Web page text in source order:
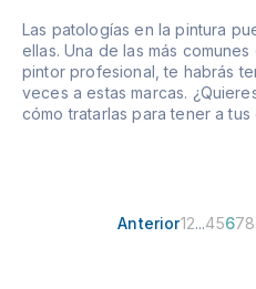
Las patologías en la pintura
ellas. Una de las más
pintor profesional, te habrás
veces a estas marcas.
cómo tratarlas para tener a
Anterior12...45678